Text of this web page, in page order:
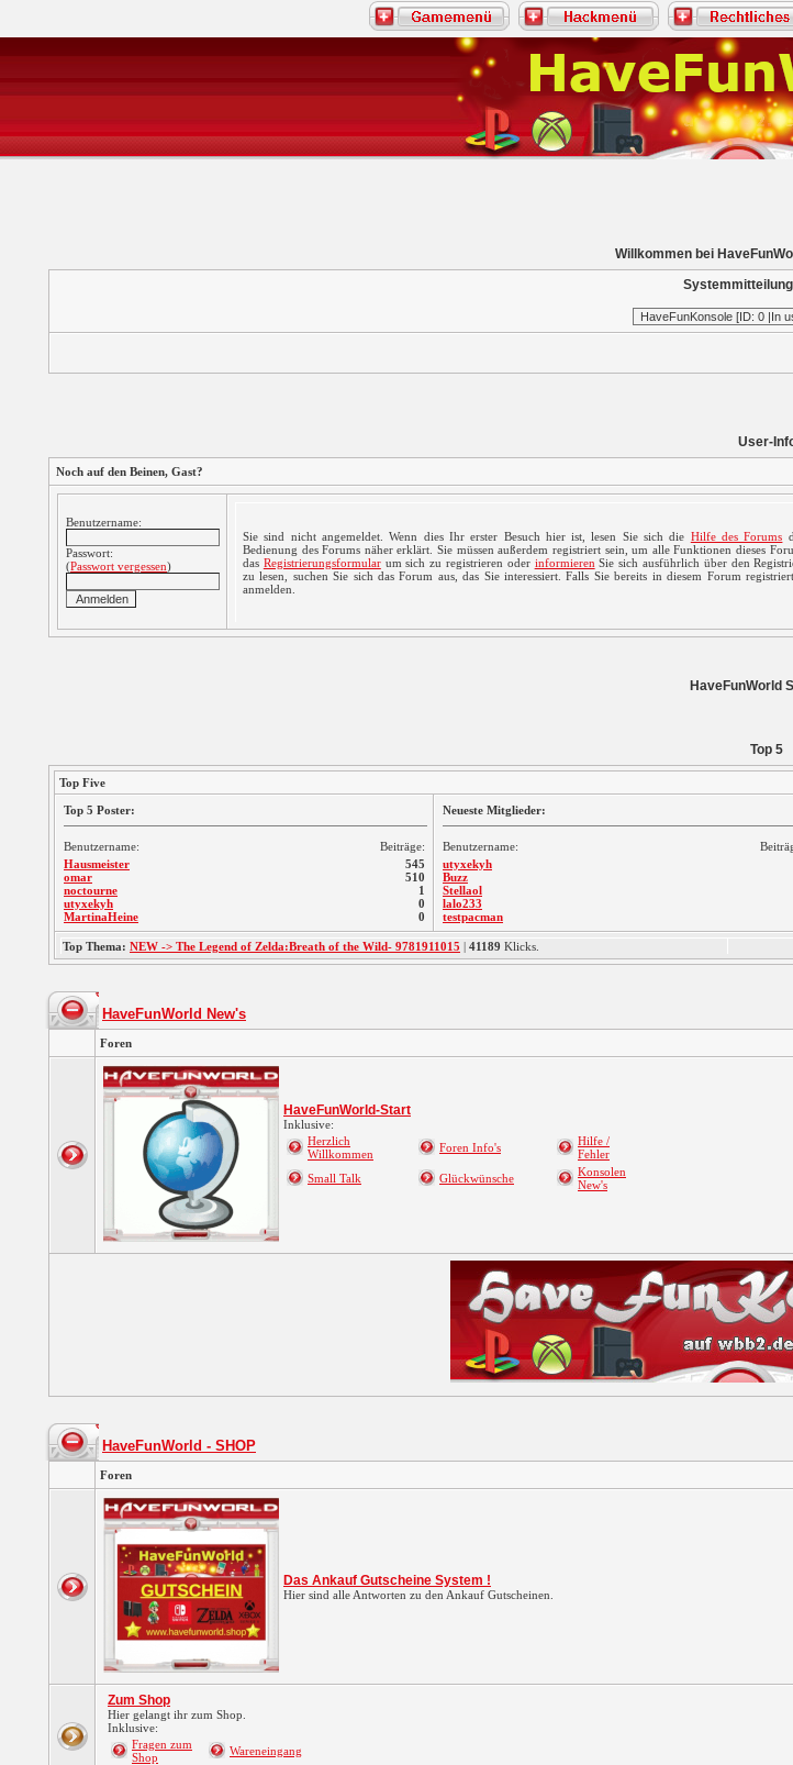
Willkommen bei
Systemmitteilung
User-
Noch auf den Beinen, Gast?
Benutzername:
Passwort:
(Passwort vergessen)
Sie sind nicht angemeldet. Wenn dies Ihr erster Besuch hier ist, lesen Sie sich die Hilfe des Forums
Bedienung des Forums näher erklärt. Sie müssen außerdem registriert sein, um alle Funktionen dieses
das Registrierungsformularum sich zu registrieren oder informieren Sie sich ausführlich über den
zu lesen, suchen Sie sich das Forum aus, das Sie interessiert. Falls Sie bereits in diesem Forum
anmelden.
HaveFunWorld
Top 5
Top Five
Top 5 Poster:
Benutzername:
Beiträge:
Hausmeister
omar
noctourne
utyxekyh
MartinaHeine
545
510
1
0
0
Neueste Mitglieder:
Benutzername:
utyxekyh
Buzz
Stellaol
lalo233
testpacman
Top Thema: NEW -> The Legend of Zelda:Breath of the Wild- 9781911015 | 41189 Klicks.
HaveFunWorld New's
Foren
HaveFunWorld-Start
Inklusive:
Herzlich
Willkommen
Foren Info's
Hilfe /
Fehler
Small Talk
Glückwünsche
Konsolen
New's
HaveFunWorld - SHOP
Foren
Das Ankauf Gutscheine System !
Hier sind alle Antworten zu den Ankauf Gutscheinen.
Zum Shop
Hier gelangt ihr zum Shop.
Inklusive:
Fragen zum
Shop
Wareneingang